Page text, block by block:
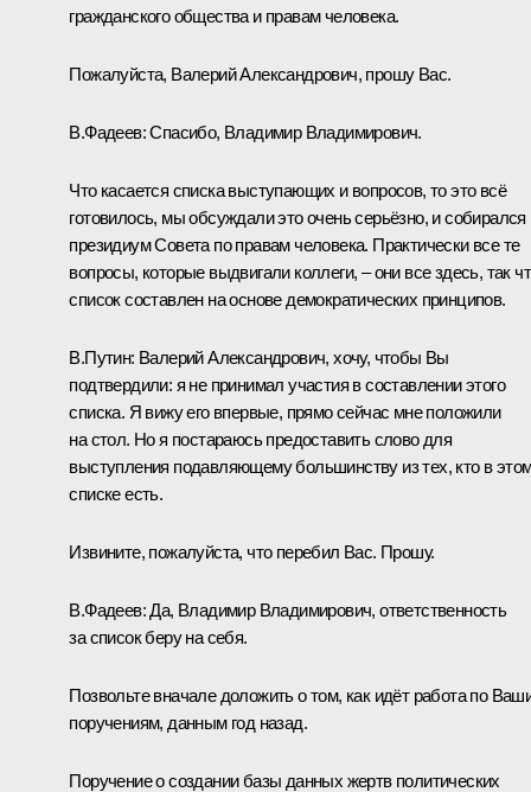
гражданского общества и правам человека.
Пожалуйста, Валерий Александрович, прошу Вас.
В.Фадеев:Спасибо, Владимир Владимирович.
Что касается списка выступающих и вопросов, то это всё
готовилось, мы обсуждали это очень серьёзно, и собирался
президиум Совета по правам человека. Практически все те
вопросы, которые выдвигали коллеги, – они все здесь, так
список составлен на основе демократических принципов.
В.Путин: Валерий Александрович, хочу, чтобы Вы
подтвердили: я не принимал участия в составлении этого
списка. Я вижу его впервые, прямо сейчас мне положили
на стол. Но я постараюсь предоставить слово для
выступления подавляющему большинству из тех, кто в
списке есть.
Извините, пожалуйста, что перебил Вас. Прошу.
В.Фадеев:Да, Владимир Владимирович, ответственность
за список беру на себя.
Позвольте вначале доложить о том, как идёт работа по
поручениям, данным год назад.
Поручение о создании базы данных жертв политических